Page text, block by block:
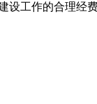
设工作的合理经